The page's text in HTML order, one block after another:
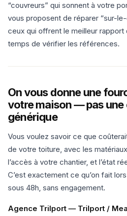
“couvreurs” qui sonnent à votre
vous proposent de réparer “sur-
ceux qui offrent le meilleur rapport
temps de vérifier les références.
On vous donne une
votre maison — pas une
générique
Vous voulez savoir ce que
de votre toiture, avec les
l’accès à votre chantier, et l’état
C’est exactement ce qu’on fait
sous 48h, sans engagement.
Agence Trilport — Trilport /